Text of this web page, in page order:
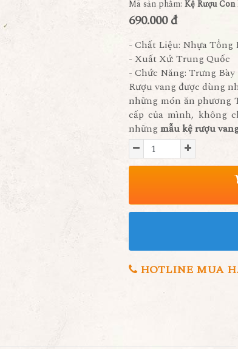
Mã sản phẩm: Kệ Rượu
690.000 đ
- Chất Liệu: Nhựa Tổng
- Xuất Xứ: Trung Quốc
- Chức Năng: Trưng
Rượu vang được dùng
những món ăn phương
cấp của mình, không
nhữngmẫu kệ rượu
HOTLINE MUA